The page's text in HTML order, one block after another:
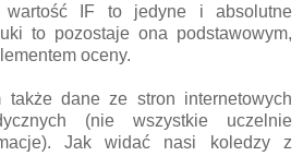
wartość IF to jedyne i absolutne
to pozostaje ona podstawowym,
oceny.
także dane ze stron internetowych
(nie wszystkie uczelnie
Jak widać nasi koledzy z